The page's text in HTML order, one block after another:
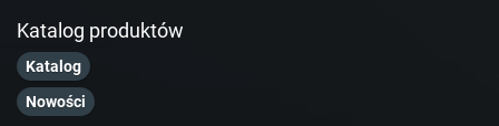
Katalog produktów
Katalog
Nowości